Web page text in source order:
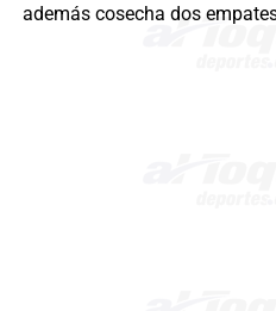
además cosecha dos